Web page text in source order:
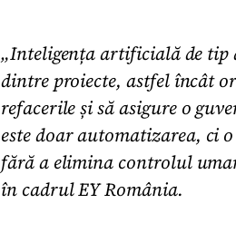
„Inteligența artificială de tip
dintre proiecte, astfel încât
refacerile și să asigure o
este doar automatizarea, ci
fără a elimina controlul
în cadrul EY România.